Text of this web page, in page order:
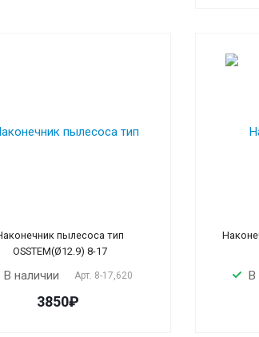
пылесоса тип
OSSTEM(Ø12.9) 8-17
В наличии Арт. 8-17,620
3850₽
В